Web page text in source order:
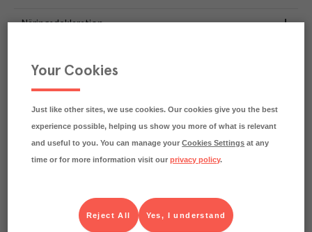
Näringsdeklaration
CO₂e/kg
Varje kilo av varan påverkar klimatet motsvarande
Läs mer om hur vi beräknar klimatavtryck
Your Cookies
Just like other sites, we use cookies. Our cookies give you the best
experience possible, helping us show you more of what is relevant
and useful to you. You can manage yourCookies Settings at any
time or for more information visit ourprivacy policy.
Yes, I understand
Reject All